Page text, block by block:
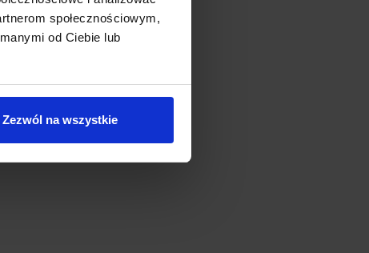
społecznościowym,
od Ciebie lub
Zezwól na wszystkie